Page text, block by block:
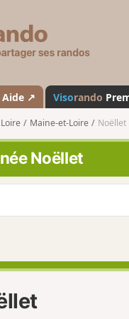
s
a
n
d
o
Aide ↗ Visorando
Maine-et-Loire Noëllet
Noëllet